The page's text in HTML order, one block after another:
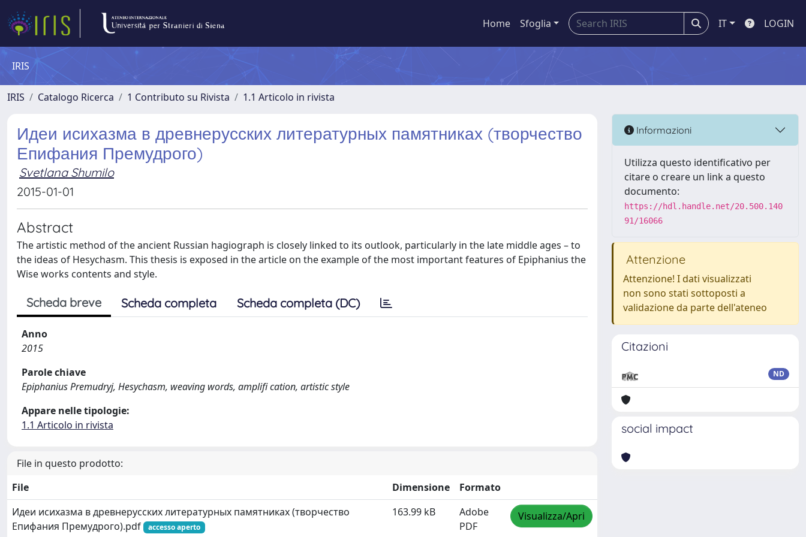
Home Sfoglia IT LOGIN
IRIS
IRIS Catalogo Ricerca 1 Contributo su Rivista 1.1 Articolo in rivista
Идеи исихазма в древнерусских литературных памятниках (творчество
Епифания Премудрого)
Svetlana Shumilo
2015-01-01
Abstract
The artistic method of the ancient Russian hagiograph is closely linked to its outlook, particularly in the late middle ages – to
the ideas of Hesychasm. This thesis is exposed in the article on the example of the most important features of Epiphanius the
Wise works contents and style.
Scheda breve Scheda completa Scheda completa (DC)
Anno
2015
Parole chiave
Epiphanius Premudryj, Hesychasm, weaving words, amplifi cation, artistic style
Appare nelle tipologie:
1.1 Articolo in rivista
File in questo prodotto:
File
Dimensione
Formato
Идеи исихазма в древнерусских литературных памятниках (творчество
Епифания Премудрого).pdf
accesso aperto
163.99 kB
Adobe
PDF
Visualizza/Apri
Informazioni
Utilizza questo identificativo per
citare o creare un link a questo
documento:
https://hdl.handle.net/20.500.140
91/16066
Attenzione
Attenzione! I dati visualizzati
non sono stati sottoposti a
validazione da parte dell'ateneo
Citazioni
ND
social impact